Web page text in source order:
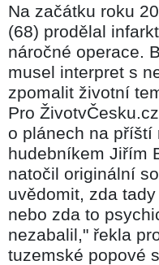
Na začátku roku
(68) prodělal
náročné operace.
musel interpret s
zpomalit životní
Pro
o plánech na příští
hudebníkem Jiřím
natočil originální
uvědomit, zda
nebo zda to
nezabalil," řekla
tuzemské popové